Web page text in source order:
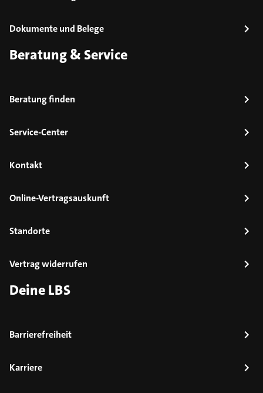
Dokumente und Belege
Beratung & Service
Beratung finden
Service-Center
Kontakt
Online-Vertragsauskunft
Standorte
Vertrag widerrufen
Deine LBS
Barrierefreiheit
Karriere